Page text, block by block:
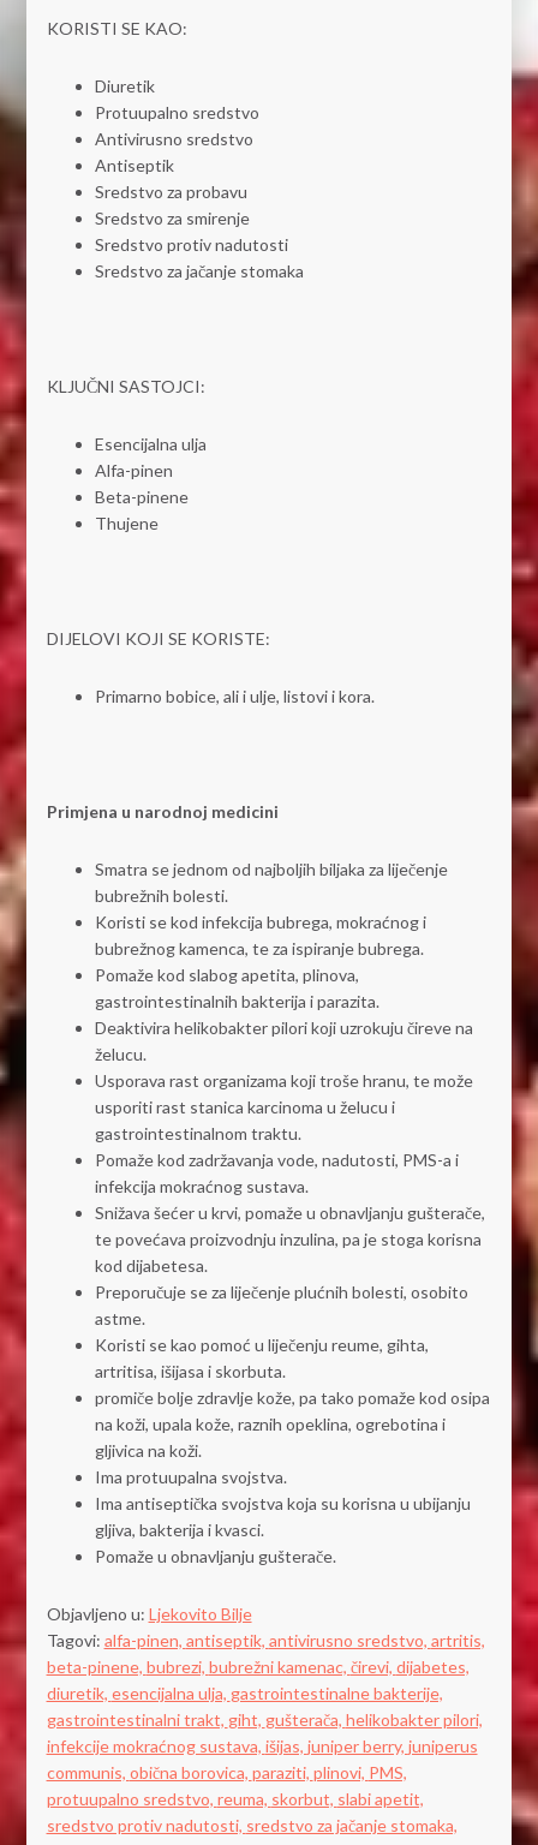
KORISTI SE KAO:
Diuretik
Protuupalno sredstvo
Antivirusno sredstvo
Antiseptik
Sredstvo za probavu
Sredstvo za smirenje
Sredstvo protiv nadutosti
Sredstvo za jačanje stomaka
KLJUČNI SASTOJCI:
Esencijalna ulja
Alfa-pinen
Beta-pinene
Thujene
DIJELOVI KOJI SE KORISTE:
Primarno bobice, ali i ulje, listovi i kora.
Primjena u narodnoj medicini
Smatra se jednom od najboljih biljaka za liječenje
bubrežnih bolesti.
Koristi se kod infekcija bubrega, mokraćnog i
bubrežnog kamenca, te za ispiranje bubrega.
Pomaže kod slabog apetita, plinova,
gastrointestinalnih bakterija i parazita.
Deaktivira helikobakter pilori koji uzrokuju čireve na
želucu.
Usporava rast organizama koji troše hranu, te može
usporiti rast stanica karcinoma u želucu i
gastrointestinalnom traktu.
Pomaže kod zadržavanja vode, nadutosti, PMS-a i
infekcija mokraćnog sustava.
Snižava šećer u krvi, pomaže u obnavljanju gušterače,
te povećava proizvodnju inzulina, pa je stoga korisna
kod dijabetesa.
Preporučuje se za liječenje plućnih bolesti, osobito
astme.
Koristi se kao pomoć u liječenju reume, gihta,
artritisa, išijasa i skorbuta.
promiče bolje zdravlje kože, pa tako pomaže kod osipa
na koži, upala kože, raznih opeklina, ogrebotina i
gljivica na koži.
Ima protuupalna svojstva.
Ima antiseptička svojstva koja su korisna u ubijanju
gljiva, bakterija i kvasci.
Pomaže u obnavljanju gušterače.
Objavljeno u: Ljekovito Bilje
Tagovi: alfa-pinen, antiseptik, antivirusno sredstvo, artritis,
beta-pinene, bubrezi, bubrežni kamenac, čirevi, dijabetes,
diuretik, esencijalna ulja, gastrointestinalne bakterije,
gastrointestinalni trakt, giht, gušterača, helikobakter pilori,
infekcije mokraćnog sustava, išijas, juniper berry, juniperus
communis, obična borovica, paraziti, plinovi, PMS,
protuupalno sredstvo, reuma, skorbut, slabi apetit,
sredstvo protiv nadutosti, sredstvo za jačanje stomaka,